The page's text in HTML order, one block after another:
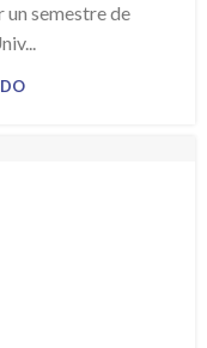
semestre de